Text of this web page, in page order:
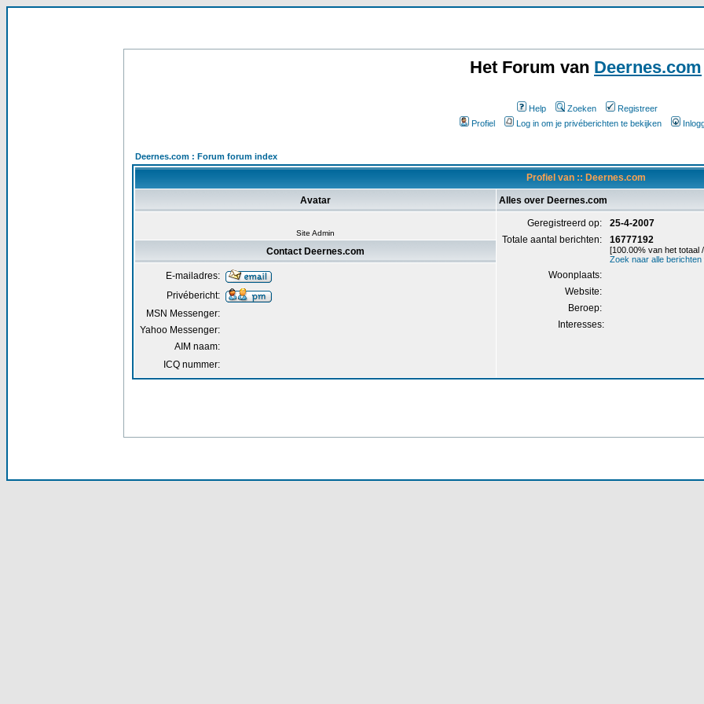
Het Forum van Deernes.com
Help Zoeken
Registreer
Profiel
Log in om je privéberichten te bekijken
Deernes.com : Forum forum index
Profiel van :: Deernes.com
Avatar Alles over Deernes.com
Site Admin
Geregistreerd op:
25-4-2007
Totale aantal berichten:
16777192
[100.00% van het totaal
Zoek naar alle
Woonplaats:
Website:
Beroep:
Interesses:
Contact Deernes.com
E-mailadres:
Privébericht:
MSN Messenger:
Yahoo Messenger:
AIM naam:
ICQ nummer: